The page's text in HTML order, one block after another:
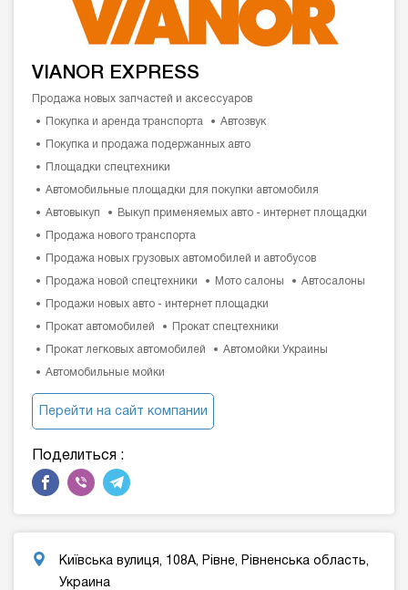
VIANOR EXPRESS
Продажа новых запчастей и аксессуаров
Покупка и аренда транспорта Автозвук
Покупка и продажа подержанных авто
Площадки спецтехники
Автомобильные площадки для покупки автомобиля
Автовыкуп Выкуп применяемых авто - интернет площадки
Продажа нового транспорта
Продажа новых грузовых автомобилей и автобусов
Продажа новой спецтехники Мото салоны Автосалоны
Продажи новых авто - интернет площадки
Прокат автомобилей Прокат спецтехники
Прокат легковых автомобилей Автомойки Украины
Автомобильные мойки
Перейти на сайт компании
Поделиться :
Київська вулиця, 108А, Рівне, Рівненська область,
Украина